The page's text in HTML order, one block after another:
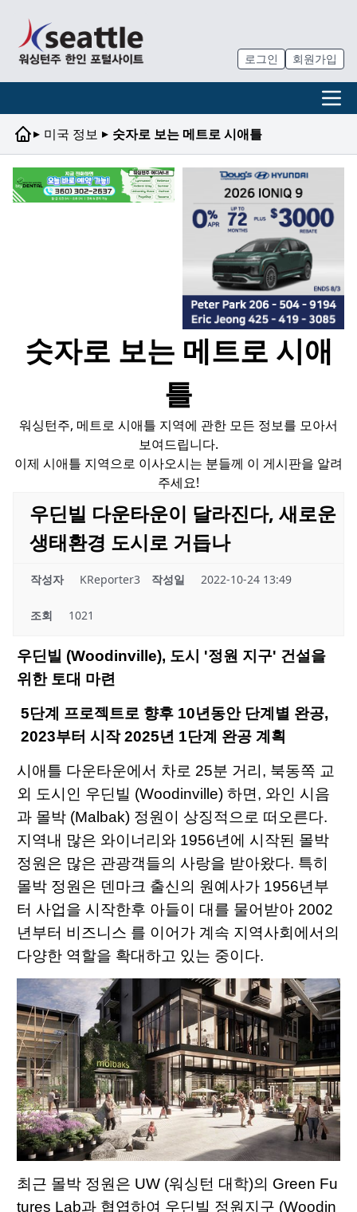
로그인 회원가입
▸ 미국 정보 ▸ 숫자로 보는 메트로 시애틀
숫자로 보는 메트로 시애
틀
워싱턴주, 메트로 시애틀 지역에 관한 모든 정보를 모아서
보여드립니다.
이제 시애틀 지역으로 이사오시는 분들께 이 게시판을 알려
주세요!
우딘빌 다운타운이 달라진다, 새로운
생태환경 도시로 거듭나
작성자 KReporter3 작성일 2022-10-24 13:49
조회 1021
우딘빌 (Woodinville), 도시 '정원 지구' 건설을
위한 토대 마련
5단계 프로젝트로 향후 10년동안 단계별 완공,
2023부터 시작2025년 1단계 완공 계획
시애틀 다운타운에서 차로 25분 거리, 북동쪽 교
외 도시인 우딘빌 (Woodinville) 하면, 와인 시음
과 몰박 (Malbak) 정원이 상징적으로 떠오른다.
지역내 많은 와이너리와 1956년에 시작된 몰박
정원은 많은 관광객들의 사랑을 받아왔다. 특히
몰박 정원은 덴마크 출신의 원예사가 1956년부
터 사업을 시작한후 아들이 대를 물어받아 2002
년부터 비즈니스 를 이어가 계속 지역사회에서의
다양한 역할을 확대하고 있는 중이다.
최근 몰박 정원은 UW (워싱턴 대학)의 Green Fu
tures Lab과 협엽하여 우딘빌 정원지구 (Woodin